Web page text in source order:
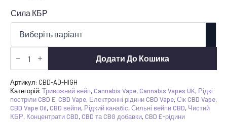
Сила КБР
CBD
Vape
пострілів
Додати До Кошика
Артикул: CBD-AD-HIGH
Категорій: Тривожний вейп,Cannabis Vape,Cannabis Vapes UK, Рідкі
постріли CBD E,CBD Vape, Електронні рідини CBD Vape,Сік CBD Vape,
CBD Vape Oil,CBD вейпи, Рідкий канабіс,Сильні вейпи CBD, Чистий
КБР, Концентрати CBD,CBD та CBG добавки,CBD E-рідини